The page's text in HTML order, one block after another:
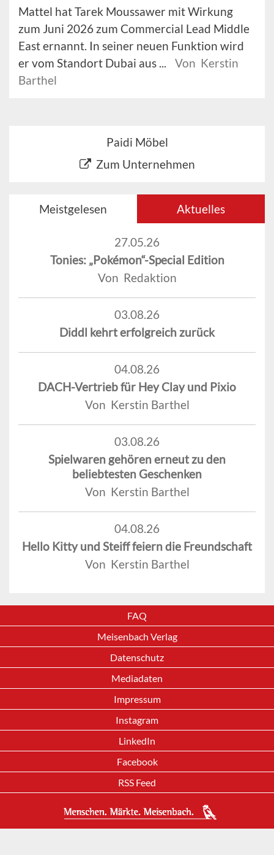
Mattel hat Tarek Moussawer mit Wirkung
zum Juni 2026 zum Commercial Lead Middle
East ernannt. In seiner neuen Funktion wird
er vom Standort Dubai aus ...
Von Kerstin
Barthel
Paidi Möbel
Zum Unternehmen
Meistgelesen Aktuelles
27.05.26
Tonies: „Pokémon“-Special Edition
Von Redaktion
03.08.26
Diddl kehrt erfolgreich zurück
04.08.26
DACH-Vertrieb für Hey Clay und Pixio
Von Kerstin Barthel
03.08.26
Spielwaren gehören erneut zu den
beliebtesten Geschenken
Von Kerstin Barthel
04.08.26
Hello Kitty und Steiff feiern die Freundschaft
Von Kerstin Barthel
FAQ
Meisenbach Verlag
Datenschutz
Mediadaten
Impressum
Instagram
LinkedIn
Facebook
RSS Feed